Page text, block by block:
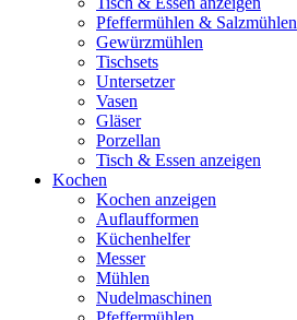
Pfeffermühlen & Salzmühlen
Gewürzmühlen
Tischsets
Untersetzer
Vasen
Gläser
Porzellan
Tisch & Essen anzeigen
Kochen
Kochen anzeigen
Auflaufformen
Küchenhelfer
Messer
Mühlen
Nudelmaschinen